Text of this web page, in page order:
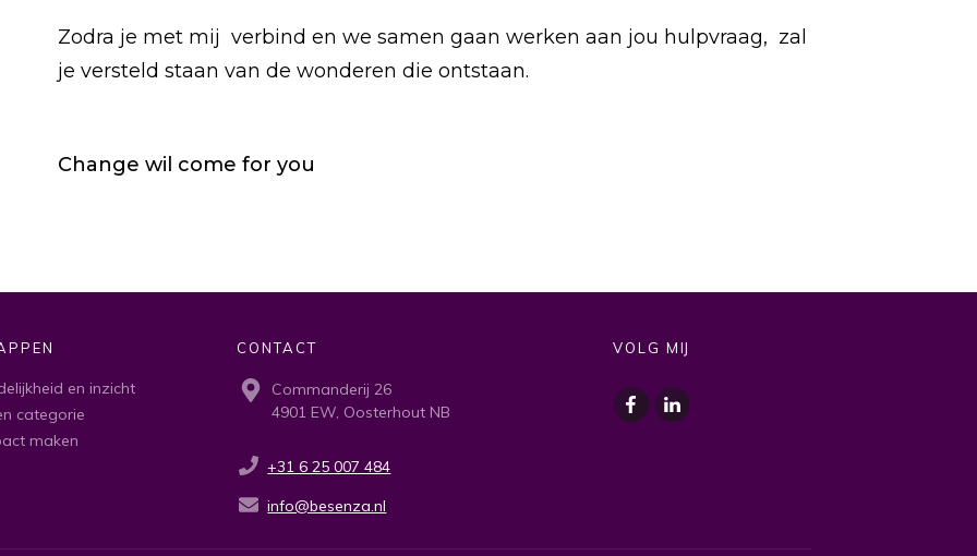
Zodra je met mij verbind en we samen gaan werken aan jou hulpvraag, zal
je versteld staan van de wonderen die ontstaan.
Change wil come for you
en inzicht
categorie
maken
CONTACT
Commanderij 26
4901 EW, Oosterhout NB
+31 6 25 007 484
info@besenza.nl
VOLG MIJ